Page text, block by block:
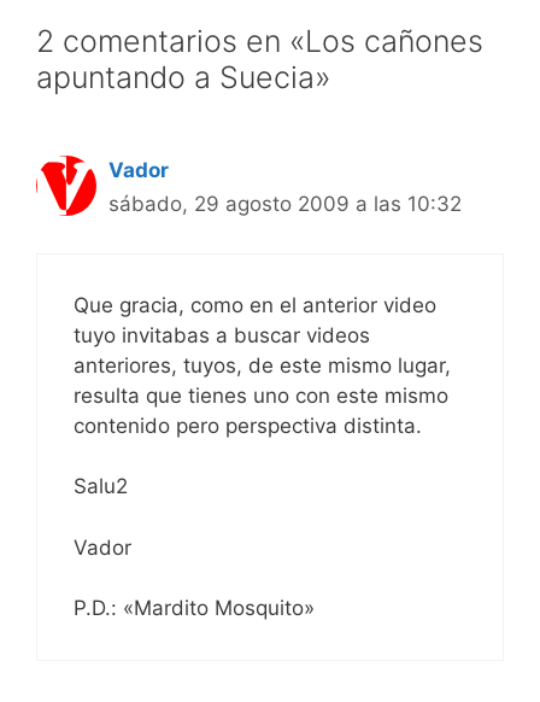
2 comentarios en «Los cañones
apuntando a Suecia»
Vador
sábado, 29 agosto 2009 a las 10:32
Que gracia, como en el anterior video
tuyo invitabas a buscar videos
anteriores, tuyos, de este mismo lugar,
resulta que tienes uno con este mismo
contenido pero perspectiva distinta.
Salu2
Vador
P.D.: «Mardito Mosquito»